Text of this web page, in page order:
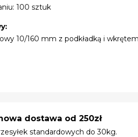
100 sztuk
10/160 mm z podkładką i
dostawa od 250zł
standardowych do 30kg.